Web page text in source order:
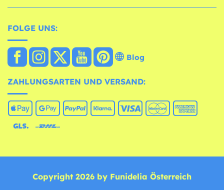
FOLGE UNS:
Blog
ZAHLUNGSARTEN UND VERSAND:
Copyright 2026 by Funidelia Österreich